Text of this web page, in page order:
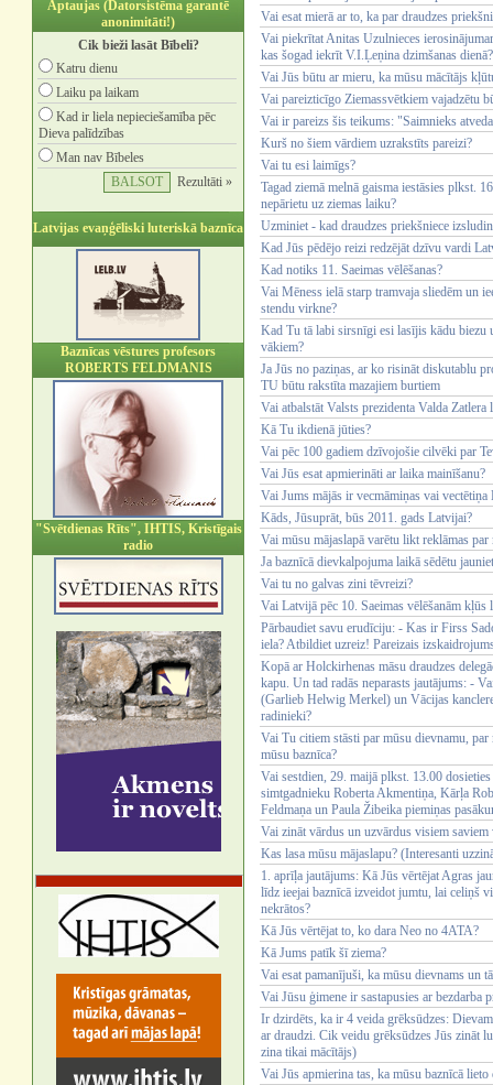
Aptaujas (Datorsistēma garantē
anonimitāti!)
Cik bieži lasāt Bībeli?
Katru dienu
Laiku pa laikam
Kad ir liela nepieciešamība pēc
Dieva palīdzības
Man nav Bībeles
Rezultāti »
Latvijas evaņģēliski luteriskā baznīca
Baznīcas vēstures profesors
ROBERTS FELDMANIS
"Svētdienas Rīts", IHTIS, Kristīgais
radio
Vai esat mierā ar to, ka par draudzes
Vai piekrītat Anitas Uzulnieces
kas šogad iekrīt V.I.Ļeņina dzimšanas dienā?
Vai Jūs būtu ar mieru, ka mūsu mācītājs
Vai pareizticīgo Ziemassvētkiem vajadzētu
Vai ir pareizs šis teikums: "Saimnieks
Kurš no šiem vārdiem uzrakstīts pareizi?
Vai tu esi laimīgs?
Tagad ziemā melnā gaisma iestāsies plkst.
nepārietu uz ziemas laiku?
Uzminiet - kad draudzes priekšniece
Kad Jūs pēdējo reizi redzējāt dzīvu vardi
Kad notiks 11. Saeimas vēlēšanas?
Vai Mēness ielā starp tramvaja sliedēm un
stendu virkne?
Kad Tu tā labi sirsnīgi esi lasījis kādu biezu
vākiem?
Ja Jūs no paziņas, ar ko risināt diskutablu
TU būtu rakstīta mazajiem burtiem
Vai atbalstāt Valsts prezidenta Valda Zatlera
Kā Tu ikdienā jūties?
Vai pēc 100 gadiem dzīvojošie cilvēki par
Vai Jūs esat apmierināti ar laika mainīšanu?
Vai Jums mājās ir vecmāmiņas vai
Kāds, Jūsuprāt, būs 2011. gads Latvijai?
Vai mūsu mājaslapā varētu likt reklāmas
Ja baznīcā dievkalpojuma laikā sēdētu
Vai tu no galvas zini tēvreizi?
Vai Latvijā pēc 10. Saeimas vēlēšanām kļūs
Pārbaudiet savu erudīciju: - Kas ir Firss
iela? Atbildiet uzreiz! Pareizais
Kopā ar Holckirhenas māsu draudzes
kapu. Un tad radās neparasts jautājums: -
(Garlieb Helwig Merkel) un Vācijas
radinieki?
Vai Tu citiem stāsti par mūsu dievnamu,
mūsu baznīca?
Vai sestdien, 29. maijā plkst. 13.00
simtgadnieku Roberta Akmentiņa, Kārļa
Feldmaņa un Paula Žibeika piemiņas
Vai zināt vārdus un uzvārdus visiem saviem
Kas lasa mūsu mājaslapu? (Interesanti
1. aprīļa jautājums: Kā Jūs vērtējat Agras
līdz ieejai baznīcā izveidot jumtu, lai celiņš
nekrātos?
Kā Jūs vērtējat to, ko dara Neo no 4ATA?
Kā Jums patīk šī ziema?
Vai esat pamanījuši, ka mūsu dievnams un
Vai Jūsu ģimene ir sastapusies ar bezdarba
Ir dzirdēts, ka ir 4 veida grēksūdzes:
ar draudzi. Cik veidu grēksūdzes Jūs zināt
zina tikai mācītājs)
Vai Jūs apmierina tas, ka mūsu baznīcā lieto